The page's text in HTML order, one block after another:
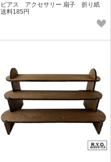
ピアス アクセサリー 扇子 折り紙
送料185円